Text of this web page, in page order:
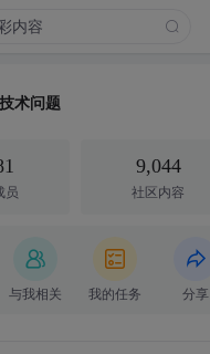
术问题
员
9,044
社区内容
与我相关 我的任务 分享